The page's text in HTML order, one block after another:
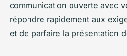
communication ouverte avec
répondre rapidement aux
et de parfaire la présentation